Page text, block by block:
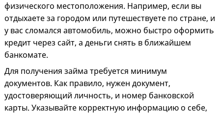
физического местоположения. Например, если вы
отдыхаете за городом или путешествуете по стране, и
у вас сломался автомобиль, можно быстро оформить
кредит через сайт, а деньги снять в ближайшем
банкомате.
Для получения займа требуется минимум
документов. Как правило, нужен документ,
удостоверяющий личность, и номер банковской
карты. Указывайте корректную информацию о себе,